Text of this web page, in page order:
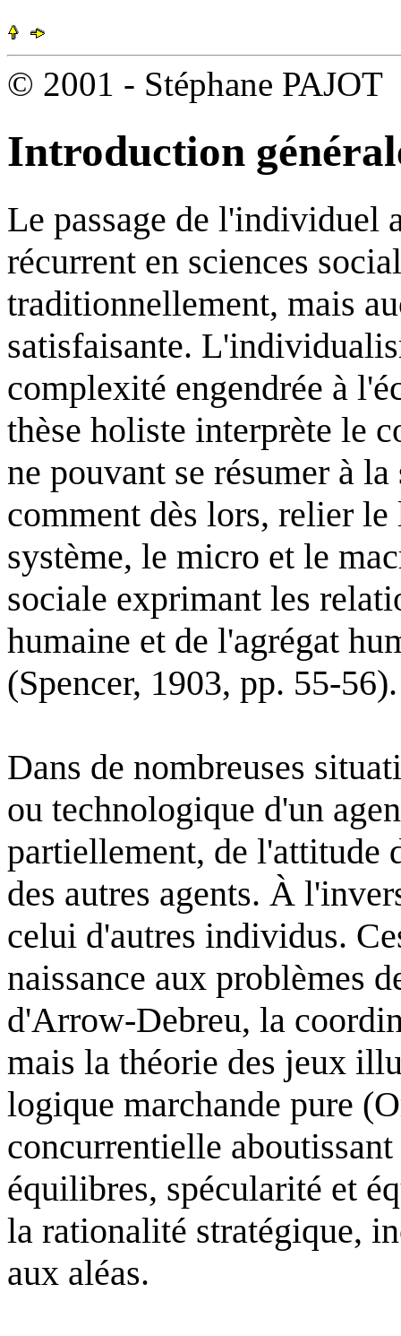
© 2001 - Stéphane
Introduction
Le passage de l'individuel
récurrent en sciences
traditionnellement, mais
satisfaisante.
complexité engendrée à
thèse holiste interprète le
ne pouvant se résumer à
comment dès lors, relier
système, le micro et le
sociale exprimant les
humaine et de l'agrégat
(Spencer, 1903, pp. 55-56).
Dans de nombreuses
ou technologique d'un
partiellement, de l'attitude
des autres agents. À
celui d'autres individus.
naissance aux problèmes
d'Arrow-Debreu, la
mais la théorie des jeux
logique marchande pure
concurrentielle
équilibres, spécularité et
la rationalité stratégique,
aux aléas.